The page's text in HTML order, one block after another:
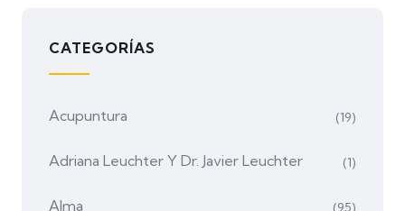
CATEGORÍAS
Acupuntura (19)
Adriana Leuchter Y Dr. Javier Leuchter (1)
Alma (95)